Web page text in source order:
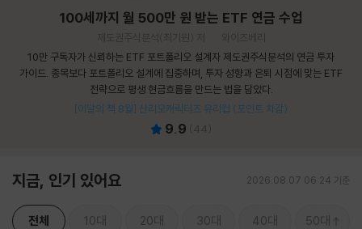
100세까지 월 500만 원 받는 ETF 연금 수업
제도권주식분석(최기원) 저
와이즈베리
10만 구독자가 신뢰하는 ETF 포트폴리오 설계자 제도권주식분석의 연금 투자
가이드. 종목보다 포트폴리오 설계에 집중하며, 투자 성향과 은퇴 시점에 맞는 ETF
전략으로 평생 현금흐름을 만드는 법을 담았다.
[이달의 책 8월] 산리오캐릭터즈 유리컵 (포인트 차감)
9.9 44
지금, 인기 있어요 2026.08.07 06:24 기준
전체 10대 20대 30대 40대 50대